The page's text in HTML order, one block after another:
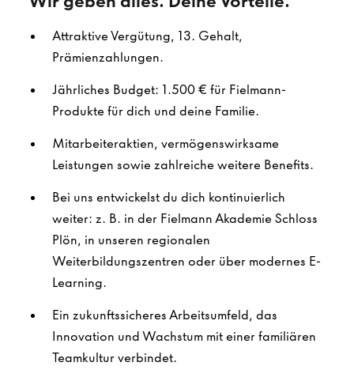
Attraktive Vergütung, 13. Gehalt,
Prämienzahlungen.
Jährliches Budget: 1.500 € für Fielmann-
Produkte für dich und deine Familie.
Mitarbeiteraktien, vermögenswirksame
Leistungen sowie zahlreiche weitere Benefits.
Bei uns entwickelst du dich kontinuierlich
weiter: z. B. in der Fielmann Akademie Schloss
Plön, in unseren regionalen
Weiterbildungszentren oder über modernes E-
Learning.
Ein zukunftssicheres Arbeitsumfeld, das
Innovation und Wachstum mit einer familiären
Teamkultur verbindet.